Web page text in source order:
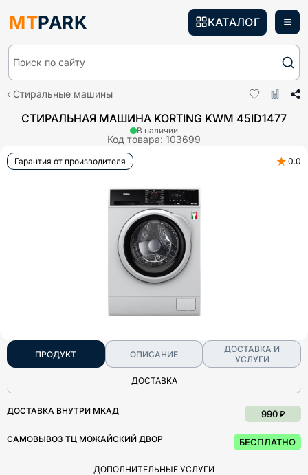
MTPARK
Поиск по сайту
КАТАЛОГ
Стиральные машины
СТИРАЛЬНАЯ МАШИНА KORTING KWM 45ID1477
Код товара: 103699
В наличии
Гарантия от производителя ★ 0.0
ПРОДУКТ ОПИСАНИЕ
ДОСТАВКА И
УСЛУГИ
ДОСТАВКА
ДОСТАВКА ВНУТРИ МКАД 990 ₽
САМОВЫВОЗ ТЦ МОЖАЙСКИЙ ДВОР БЕСПЛАТНО
ДОПОЛНИТЕЛЬНЫЕ УСЛУГИ